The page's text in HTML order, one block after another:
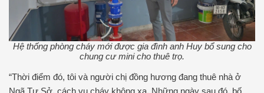
Hệ thống phòng cháy mới được gia đình anh Huy bổ sung cho
chung cư mini cho thuê trọ.
“Thời điểm đó, tôi và người chị đồng hương đang thuê nhà ở
Ngã Tư Sở, cách vụ cháy không xa. Những ngày sau đó, bố